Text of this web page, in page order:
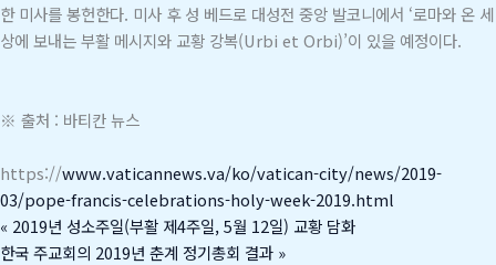
한 미사를 봉헌한다. 미사 후 성 베드로 대성전 중앙 발코니에서 ‘로마와 온 세
상에 보내는 부활 메시지와 교황 강복(Urbi et Orbi)’이 있을 예정이다.
※ 출처 : 바티칸 뉴스
https://www.vaticannews.va/ko/vatican-city/news/2019-
03/pope-francis-celebrations-holy-week-2019.html
« 2019년 성소주일(부활 제4주일, 5월 12일) 교황 담화
한국 주교회의 2019년 춘계 정기총회 결과 »